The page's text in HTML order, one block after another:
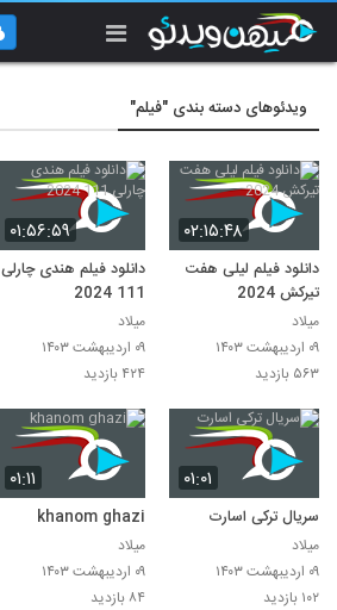
ویدئوهای دسته بندی "فیلم"
۰۲:۱۵:۴۸
دانلود فیلم لیلی هفت
تیرکش 2024
میلاد
۰۹ اردیبهشت ۱۴۰۳
۵۶۳ بازدید
۰۱:۵۶:۵۹
دانلود فیلم هندی چارلی
111 2024
میلاد
۰۹ اردیبهشت ۱۴۰۳
۴۲۴ بازدید
۰۱:۰۱
سریال ترکی اسارت
میلاد
۰۹ اردیبهشت ۱۴۰۳
۱۰۲ بازدید
۰۱:۱۱
khanom ghazi
میلاد
۰۹ اردیبهشت ۱۴۰۳
۸۴ بازدید